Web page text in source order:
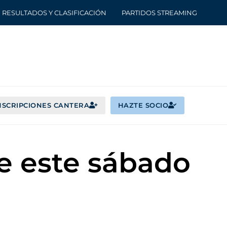
RESULTADOS Y CLASIFICACIÓN PARTIDOS STREAMING
CANTERA HAZTE SOCIO
este sábado